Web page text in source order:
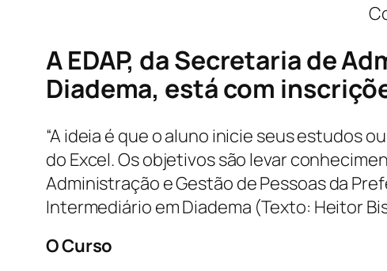
A EDAP, da Secretaria de
Diadema, está com
“A ideia é que o aluno inicie seus estudos
do Excel. Os objetivos são levar
Administração e Gestão de Pessoas da
Intermediário em Diadema (Texto: Heitor
O Curso